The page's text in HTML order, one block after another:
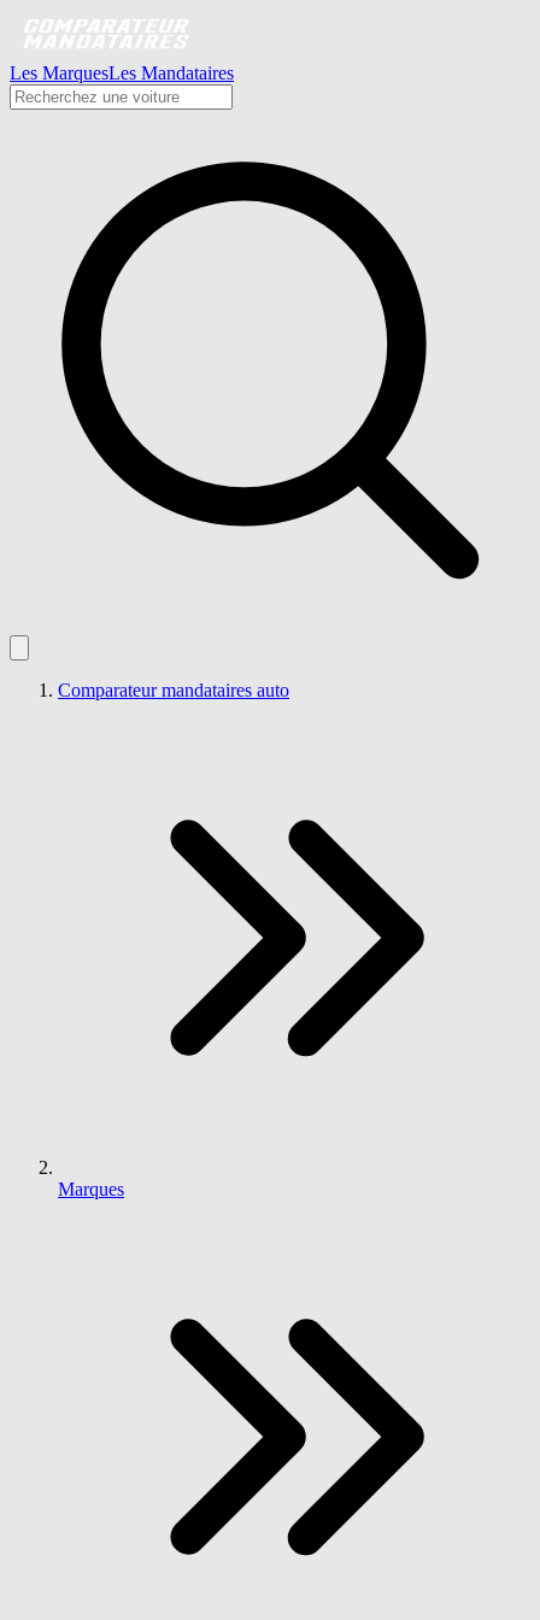
Les MarquesLes Mandataires
Comparateur mandataires auto
Marques